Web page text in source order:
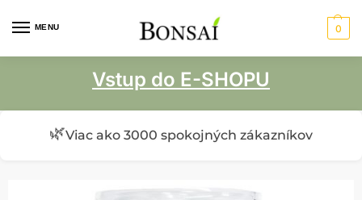
MENU 0
Vstup do E-SHOPU
🌿Viac ako 3000 spokojných zákazníkov